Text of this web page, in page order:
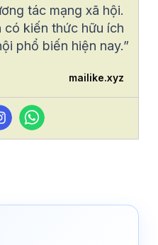
tác mạng xã hội.
có kiến thức hữu ích
phổ biến hiện nay.”
mailike.xyz